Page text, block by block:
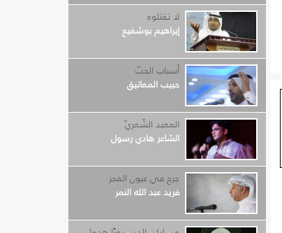
لا تقتلوه
إبراهيم بوشفيع
أسباب الحبّ
حبيب المعاتيق
المعبد الشّعريّ
الشاعر هادي رسول
جرح في عيون الفجر
فريد عبد الله النمر